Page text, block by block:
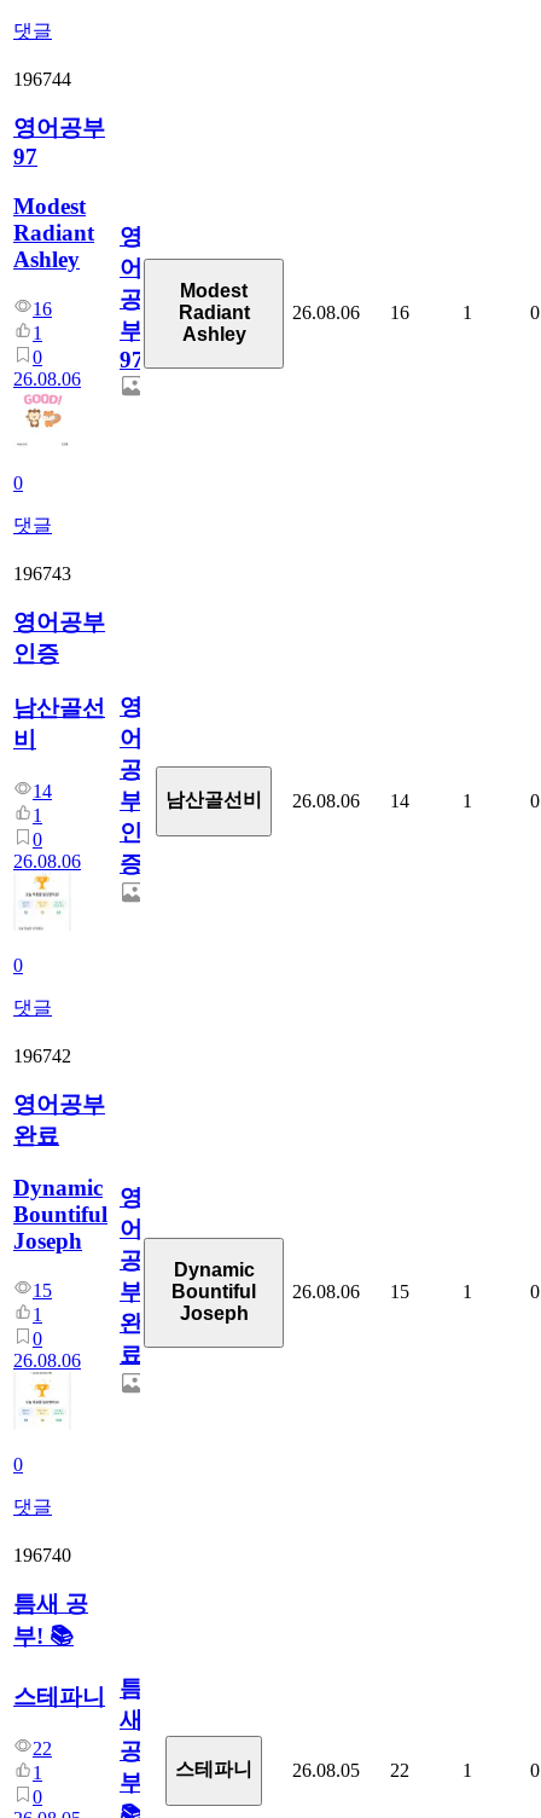
댓글
196744
영어공부
97
Modest
Radiant
Ashley
16
1
0
26.08.06
0
댓글
영
어
공
부
97
Modest
Radiant
Ashley
26.08.06 16 1 0
196743
영어공부
인증
남산골선
비
14
1
0
26.08.06
0
댓글
영
어
공
부
인
증
남산골선비 26.08.06 14 1 0
196742
영어공부
완료
Dynamic
Bountiful
Joseph
15
1
0
26.08.06
0
댓글
영
어
공
부
완
료
Dynamic
Bountiful
Joseph
26.08.06 15 1 0
196740
틈새 공
부! 📚
스테파니
22
1
0
틈
새
공
부!
스테파니 26.08.05 22 1 0